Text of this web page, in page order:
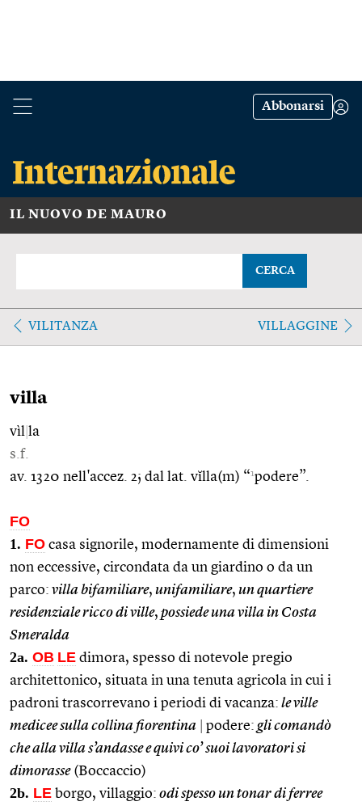
Abbonarsi
IL NUOVO DE MAURO
CERCA
VILITANZA VILLAGGINE
villa
vìl la
s.f.
av. 1320 nell'accez. 2; dal lat. vĭlla(m) “1podere”.
FO
1. FO casa signorile, modernamente di dimensioni
non eccessive, circondata da un giardino o da un
parco: villa bifamiliare, unifamiliare, un quartiere
residenziale ricco di ville, possiede una villa in Costa
Smeralda
2a. OB LE dimora, spesso di notevole pregio
architettonico, situata in una tenuta agricola in cui i
padroni trascorrevano i periodi di vacanza: le ville
medicee sulla collina fiorentina
podere: gli comandò
che alla villa s’andasse e quivi co’ suoi lavoratori si
dimorasse(Boccaccio)
2b. LE borgo, villaggio: odi spesso un tonar di ferree